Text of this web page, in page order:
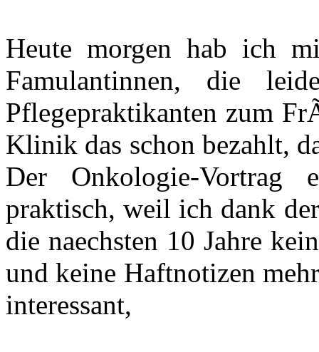
Heute morgen hab ich
Famulantinnen, die
Pflegepraktikanten zum
Klinik das schon bezahlt,
Der Onkologie-Vortrag
praktisch, weil ich dank
die naechsten 10 Jahre
und keine Haftnotizen
interessant,